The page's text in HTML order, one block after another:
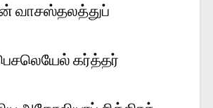
வாசஸ்தலத்துப்
கர்த்தர்